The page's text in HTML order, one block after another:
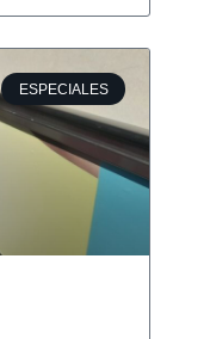
ESPECIALES